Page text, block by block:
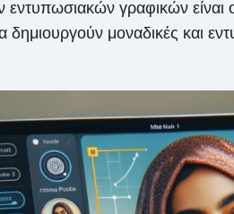
γραφικών είναι
μοναδικές και